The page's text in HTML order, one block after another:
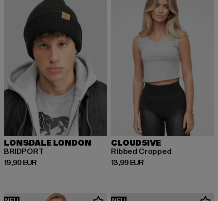
LONSDALE LONDON
BRIDPORT
19,90 EUR
Derzeitiger Preis: 19,90 EUR
CLOUD5IVE
Ribbed Cropped
13,99 EUR
Derzeitiger Preis: 13,99 EUR